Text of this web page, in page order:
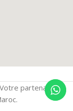
Votre partenaire en